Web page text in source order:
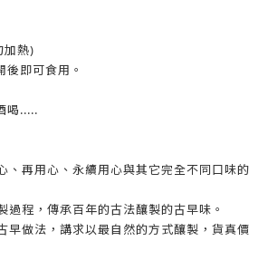
加熱)
即可食用。
喝.....
、再用心、永續用心與其它完全不同口味的
過程，傳承百年的古法釀製的古早味。
早做法，講求以最自然的方式釀製，貨真價